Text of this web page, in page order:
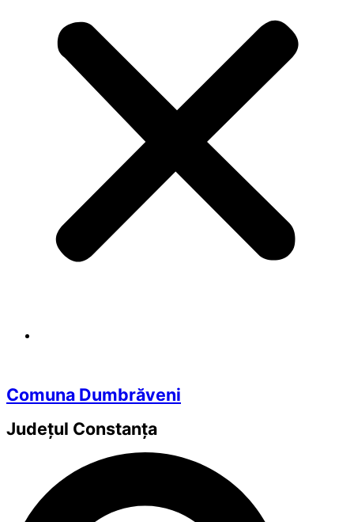
Comuna Dumbrăveni
Județul Constanța